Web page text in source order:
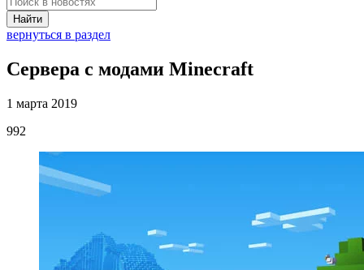
Найти
вернуться в раздел
Сервера с модами Minecraft
1 марта 2019
992